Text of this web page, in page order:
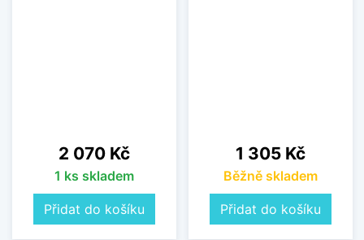
Cena
2 070 Kč
1 ks skladem
Přidat do košíku
Cena
1 305 Kč
Běžně skladem
Přidat do košíku